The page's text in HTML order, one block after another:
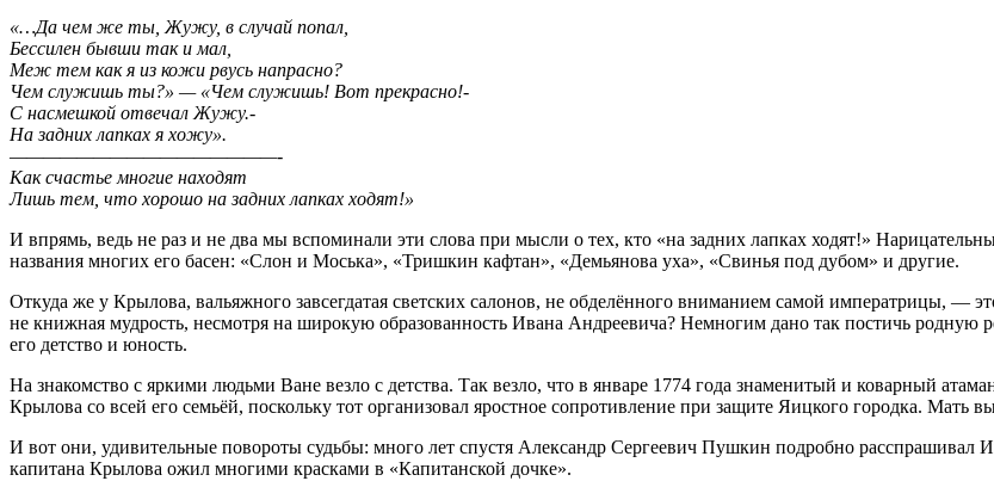
«…Да чем же ты, Жужу, в случай попал,
Бессилен бывши так и мал,
Меж тем как я из кожи рвусь напрасно?
Чем служишь ты?» — «Чем служишь! Вот прекрасно!-
С насмешкой отвечал Жужу.-
На задних лапках я хожу».
————————————————-
Как счастье многие находят
Лишь тем, что хорошо на задних лапках ходят!»
И впрямь, ведь не раз и не два мы вспоминали эти слова при мысли о тех, кто «на задних лапках ходят!»
названия многих его басен: «Слон и Моська», «Тришкин кафтан», «Демьянова уха», «Свинья под дубом» и другие.
Откуда же у Крылова, вальяжного завсегдатая светских салонов, не обделённого вниманием самой императрицы, —
не книжная мудрость, несмотря на широкую образованность Ивана Андреевича? Немногим дано так постичь родную
его детство и юность.
На знакомство с яркими людьми Ване везло с детства. Так везло, что в январе 1774 года знаменитый и коварный
Крылова со всей его семьёй, поскольку тот организовал яростное сопротивление при защите Яицкого городка. Мать
И вот они, удивительные повороты судьбы: много лет спустя Александр Сергеевич Пушкин подробно расспрашивал
капитана Крылова ожил многими красками в «Капитанской дочке».